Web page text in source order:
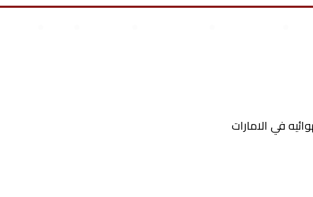
في الامارات